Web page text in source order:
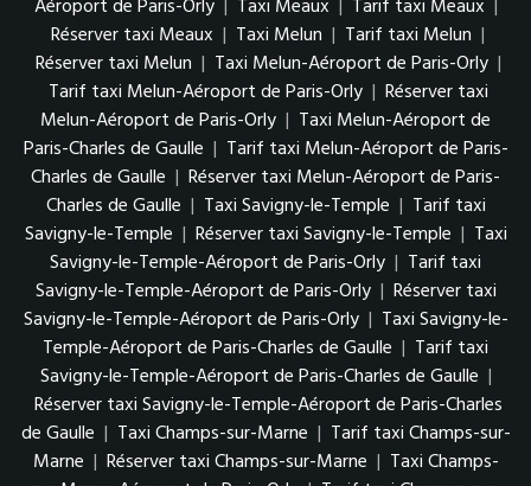
Aéroport de Paris-Orly | Taxi Meaux | Tarif taxi Meaux |
Réserver taxi Meaux | Taxi Melun | Tarif taxi Melun |
Réserver taxi Melun | Taxi Melun-Aéroport de Paris-Orly |
Tarif taxi Melun-Aéroport de Paris-Orly | Réserver taxi
Melun-Aéroport de Paris-Orly | Taxi Melun-Aéroport de
Paris-Charles de Gaulle | Tarif taxi Melun-Aéroport de Paris-
Charles de Gaulle | Réserver taxi Melun-Aéroport de Paris-
Charles de Gaulle | Taxi Savigny-le-Temple | Tarif taxi
Savigny-le-Temple | Réserver taxi Savigny-le-Temple | Taxi
Savigny-le-Temple-Aéroport de Paris-Orly | Tarif taxi
Savigny-le-Temple-Aéroport de Paris-Orly | Réserver taxi
Savigny-le-Temple-Aéroport de Paris-Orly | Taxi Savigny-le-
Temple-Aéroport de Paris-Charles de Gaulle | Tarif taxi
Savigny-le-Temple-Aéroport de Paris-Charles de Gaulle |
Réserver taxi Savigny-le-Temple-Aéroport de Paris-Charles
de Gaulle | Taxi Champs-sur-Marne | Tarif taxi Champs-sur-
Marne | Réserver taxi Champs-sur-Marne | Taxi Champs-